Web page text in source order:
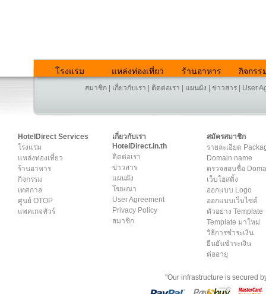
โรงแรม แหล่งท่องเที่ยว ร้านอาหาร กิจกรร
สมาชิก เกี่ยวกับเรา ติดต่อเรา แผนผัง ข่าวสาร User
HotelDirect Services
โรงแรม
แหล่งท่องเที่ยว
ร้านอาหาร
กิจกรรม
เทศกาล
ศูนย์ OTOP
แพคเกจทัวร์
เกี่ยวกับเรา
HotelDirect.in.th
ติดต่อเรา
ข่าวสาร
แผนผัง
โฆษณา
User Agreement
Privacy Policy
สมาชิก
สมัครสมาชิก
รายละเอียด
Domain name
ตรวจสอบชื่อ
เว็บโฮสติ้ง
ออกแบบ Logo
ออกแบบเว็บไซต์
ตัวอย่าง Template
Template มาใหม่
วิธีการชำระเงิน
ยืนยันชำระเงิน
ต่ออายุ
"Our infrastructure is secured